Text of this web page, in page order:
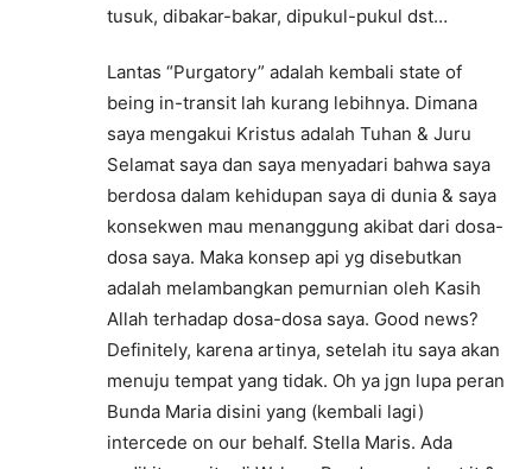
tusuk, dibakar-bakar, dipukul-pukul dst…
Lantas “Purgatory” adalah kembali state of
being in-transit lah kurang lebihnya. Dimana
saya mengakui Kristus adalah Tuhan & Juru
Selamat saya dan saya menyadari bahwa saya
berdosa dalam kehidupan saya di dunia & saya
konsekwen mau menanggung akibat dari dosa-
dosa saya. Maka konsep api yg disebutkan
adalah melambangkan pemurnian oleh Kasih
Allah terhadap dosa-dosa saya. Good news?
Definitely, karena artinya, setelah itu saya akan
menuju tempat yang tidak. Oh ya jgn lupa peran
Bunda Maria disini yang (kembali lagi)
intercede on our behalf. Stella Maris. Ada